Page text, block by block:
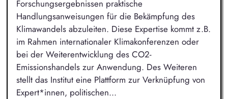
Forschungsergebnissen praktische
Handlungsanweisungen für die Bekämpfung des
Klimawandels abzuleiten. Diese Expertise kommt z.B.
im Rahmen internationaler Klimakonferenzen oder
bei der Weiterentwicklung des CO2-
Emissionshandels zur Anwendung. Des Weiteren
stellt das Institut eine Plattform zur Verknüpfung von
Expert*innen, politischen...